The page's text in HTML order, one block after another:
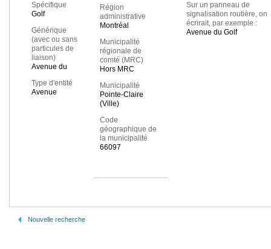
Spécifique
Golf
Générique
(avec ou sans
particules de
liaison)
Avenue du
Type d'entité
Avenue
Région
administrative
Montréal
Municipalité
régionale de
comté (MRC)
Hors MRC
Municipalité
Pointe-Claire
(Ville)
Code
géographique de
la municipalité
66097
Sur un panneau de
signalisation routière, on
écrirait, par exemple :
Avenue du Golf
Nouvelle recherche